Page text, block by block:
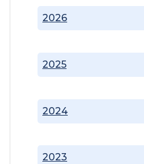
2023
2024
2025
2026